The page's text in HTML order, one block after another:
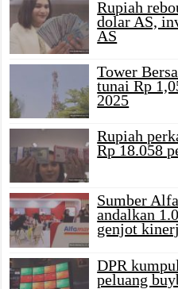
Rupiah
dolar AS,
AS
Tower
tunai Rp
2025
Rupiah
Rp 18.058
Sumber
andalkan
genjot
DPR
peluang